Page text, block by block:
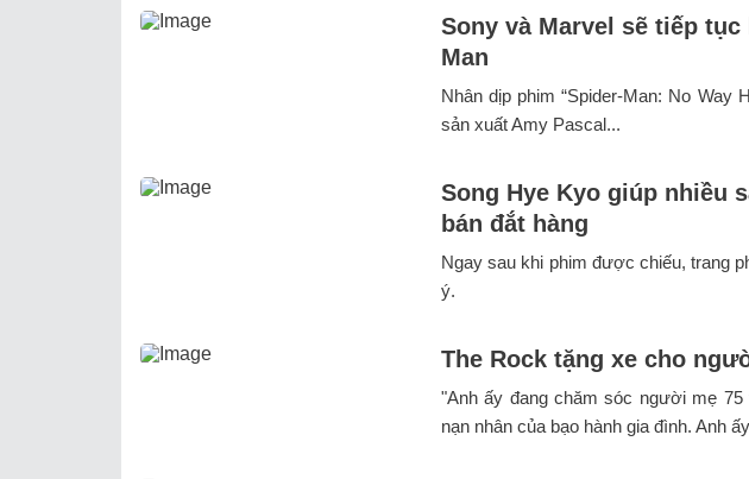
Sony và Marvel sẽ tiếp
Man
Nhân dịp phim “Spider-Man: No Way
sản xuất Amy Pascal...
Song Hye Kyo giúp nhiều
bán đắt hàng
Ngay sau khi phim được chiếu, trang
ý.
The Rock tặng xe cho
"Anh ấy đang chăm sóc người mẹ
nạn nhân của bạo hành gia đình. Anh